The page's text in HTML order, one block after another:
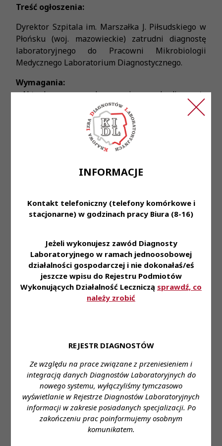
INFORMACJE
Kontakt telefoniczny (telefony komórkowe i
stacjonarne) w godzinach pracy Biura (8-16)
Jeżeli wykonujesz zawód Diagnosty
Laboratoryjnego w ramach jednoosobowej
działalności gospodarczej i nie dokonałaś/eś
jeszcze wpisu do Rejestru Podmiotów
Wykonujących Działalność Leczniczą sprawdź, co
należy zrobić
REJESTR DIAGNOSTÓW
Ze względu na prace związane z przeniesieniem i
integracją danych Diagnostów Laboratoryjnych do
nowego systemu, wyłączyliśmy tymczasowo
wyświetlanie w Rejestrze Diagnostów Laboratoryjnych
informacji w zakresie posiadanych specjalizacji. Po
zakończeniu prac poinformujemy osobnym
komunikatem.
Treść ogłoszenia:
Dyrektor Szpitala im. Marszałka J. Piłsudskiego w
Płońsku (woj. mazowieckie) zatrudni diagnostę
laboratoryjnego do Pracowni Mikrobiologii
Medycznego Laboratorium Diagnostycznego.
Wymagania:
- Aktualne prawo wykonywania zawodu diagnosty
- Zainteresowanie dziedziną mikrobiologii
niedziele, jak i inne dni świąteczne
- Dodatek stażowy (po 5 latach stażu pracy)
tygodniu, w wymiarze dziennym 7:35 h)
Miejsce zatrudnienia:Medyczne Laboratorium
Diagnostyczne, Pracownia Mikrobiologii
Wymagane wykształcenie:Wyższe, aktualne
Podstawa zgodnie
z ustawą (na stanowisko asystenta lub starszego
asystenta diagnostyki laboratoryjnej)
Forma zatrudnienia: Umowa o pracę
Wymiar czasu pracy: Pełny etat
Stanowisko:Asystent/Starszy asystent
diagnostyki laboratoryjnej